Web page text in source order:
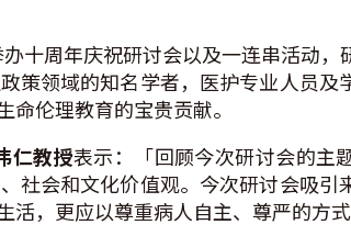
十周年庆祝研讨会以及一连串活动，
策领域的知名学者，医护专业人员及
伦理教育的宝贵贡献。
仁教授表示：「回顾今次研讨会的主
会和文化价值观。今次研讨会吸引
，更应以尊重病人自主、尊严的方式